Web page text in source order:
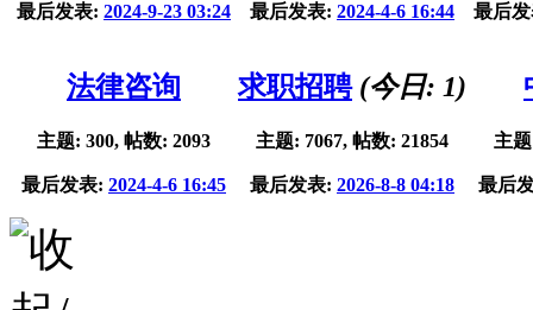
最后发表: 2024-9-23 03:24 最后发表: 2024-4-6 16:44 最后
法律咨询
主题: 300, 帖数: 2093
最后发表: 2024-4-6 16:45
求职招聘(今日: 1)
主题: 7067, 帖数: 21854
最后发表: 2026-8-8 04:18
主
最后